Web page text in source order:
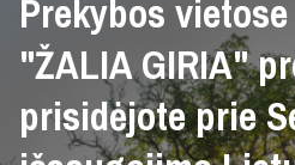
"ŽALIA GIRIA"
prisidėjote prie